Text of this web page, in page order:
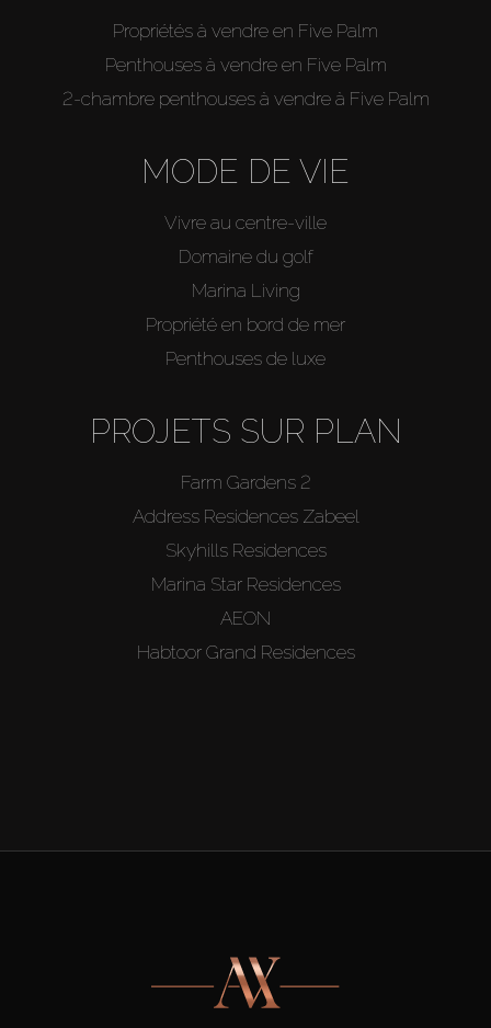
Propriétés à vendre en Five Palm
Penthouses à vendre en Five Palm
2-chambre penthouses à vendre à Five Palm
MODE DE VIE
Vivre au centre-ville
Domaine du golf
Marina Living
Propriété en bord de mer
Penthouses de luxe
PROJETS SUR PLAN
Farm Gardens 2
Address Residences Zabeel
Skyhills Residences
Marina Star Residences
AEON
Habtoor Grand Residences